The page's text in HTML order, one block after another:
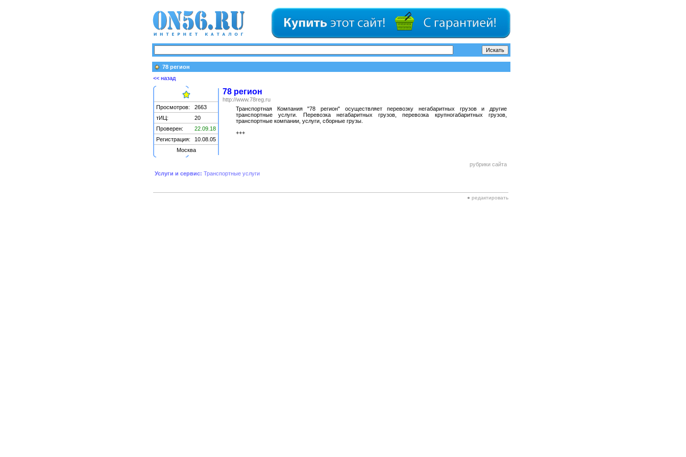
78 регион
<< назад
Просмотров:
2663
тИЦ:
20
Проверен:
22.09.18
Регистрация:
10.08.05
Москва
78 регион
http://www.78reg.ru
Транспортная Компания "78 регион" осуществляет перевозку негабаритных грузов и другие
транспортные услуги. Перевозка негабаритных грузов, перевозка крупногабаритных грузов,
транспортные компании, услуги, сборные грузы.
+++
рубрики сайта
Услуги и сервис: Транспортные услуги
● редактировать